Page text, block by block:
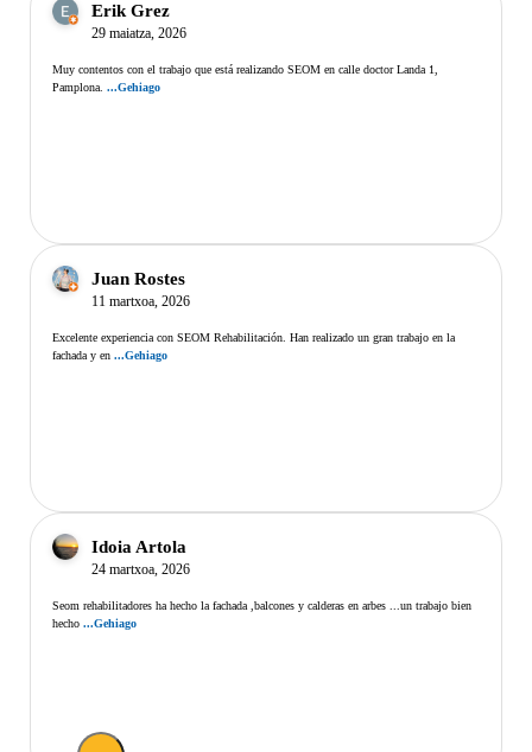
Erik Grez
29 maiatza, 2026
Muy contentos con el trabajo que está realizando SEOM en calle doctor Landa 1,
Pamplona. ...Gehiago
Juan Rostes
11 martxoa, 2026
Excelente experiencia con SEOM Rehabilitación. Han realizado un gran trabajo en la
fachada y en...Gehiago
Idoia Artola
24 martxoa, 2026
Seom rehabilitadores ha hecho la fachada ,balcones y calderas en arbes ...un trabajo bien
hecho...Gehiago